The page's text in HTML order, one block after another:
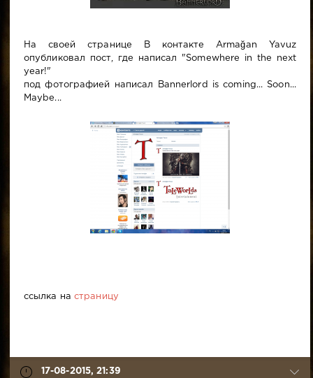
На своей странице В контакте Armağan Yavuz
опубликовал пост, где написал "Somewhere in the next
year!"
под фотографией написал Bannerlord is coming... Soon...
Maybe...
ссылка на страницу
17-08-2015, 21:39